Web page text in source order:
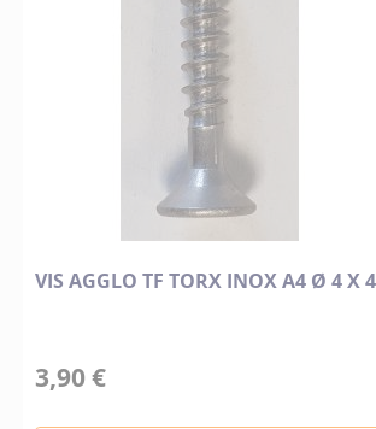
VIS AGGLO TF TORX INOX A4 Ø 4 X
3,90 €